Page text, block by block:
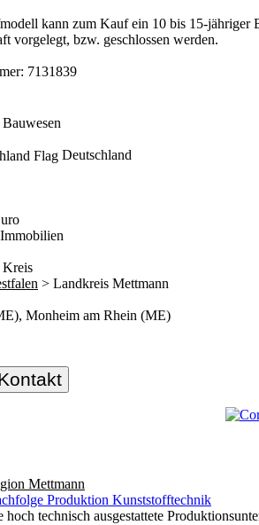
kann zum Kauf ein 10 bis 15-
vorgelegt, bzw. geschlossen werden.
7131839
Deutschland
Kreis
> Landkreis Mettmann
Monheim am Rhein (ME)
Mettmann
Produktion Kunststofftechnik
hoch technisch ausgestattete